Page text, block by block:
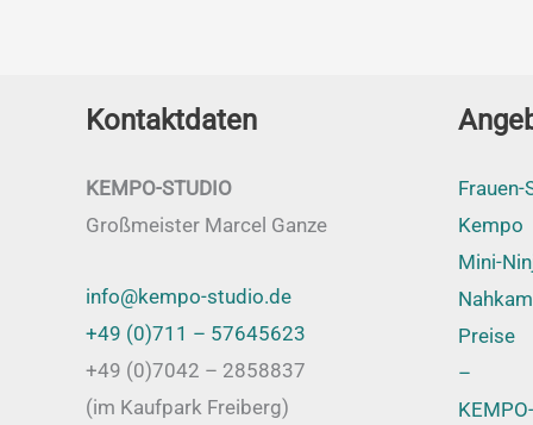
Kontaktdaten
KEMPO-STUDIO
Großmeister Marcel Ganze
info@kempo-studio.de
+49 (0)711 – 57645623
+49 (0)7042 – 2858837
(im Kaufpark Freiberg)
Kempo
Mini-
Preise
–